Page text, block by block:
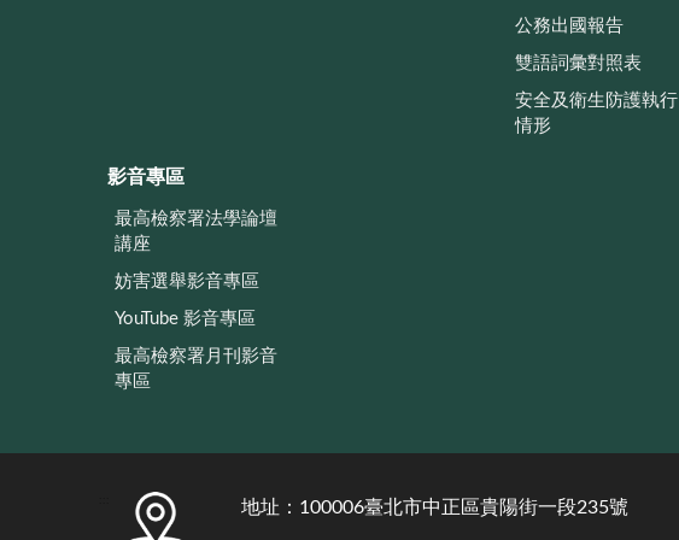
公務出國報告
雙語詞彙對照表
安全及衛生防護執行
情形
影音專區
最高檢察署法學論壇
講座
妨害選舉影音專區
YouTube 影音專區
最高檢察署月刊影音
專區
地址：100006臺北市中正區貴陽街一段235號